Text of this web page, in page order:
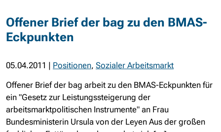
Offener Brief der bag zu den BMAS-
Eckpunkten
05.04.2011 | Positionen, Sozialer Arbeitsmarkt
Offener Brief der bag arbeit zu den BMAS-Eckpunkten für
ein "Gesetz zur Leistungssteigerung der
arbeitsmarktpolitischen Instrumente" an Frau
Bundesministerin Ursula von der Leyen Aus der großen